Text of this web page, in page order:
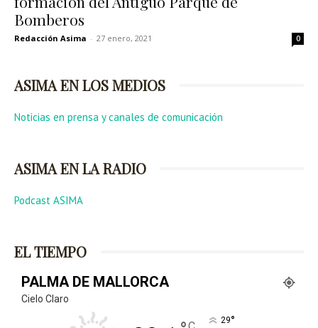
Bomberos
Redacción Asima - 27 enero, 2021 0
ASIMA EN LOS MEDIOS
Noticias en prensa y canales de comunicación
ASIMA EN LA RADIO
Podcast ASIMA
EL TIEMPO
PALMA DE MALLORCA
Cielo Claro
29°